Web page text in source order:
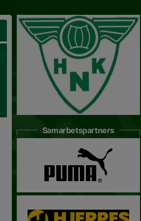
Samarbetspartners